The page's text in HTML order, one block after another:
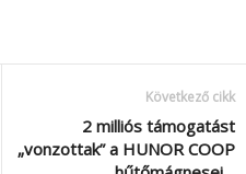
Következő cikk
2 milliós támogatást
„vonzottak” a HUNOR COOP